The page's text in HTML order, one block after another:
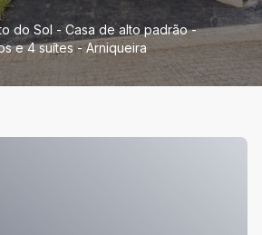
do Sol - Casa de alto padrão -
e 4 suítes - Arniqueira